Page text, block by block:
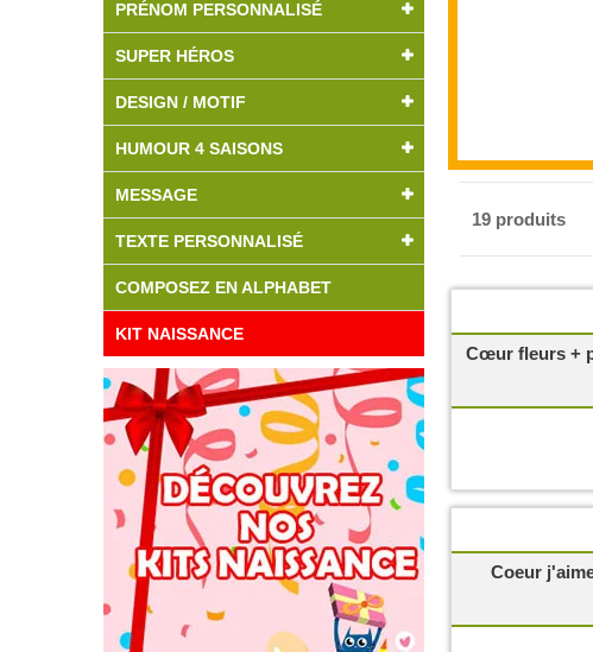
19 produits
Cœur fleurs +
Coeur
PRÉNOM PERSONNALISÉ
SUPER HÉROS
DESIGN / MOTIF
HUMOUR 4 SAISONS
MESSAGE
TEXTE PERSONNALISÉ
COMPOSEZ EN ALPHABET
KIT NAISSANCE